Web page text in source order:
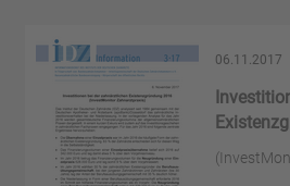
06.11.2017